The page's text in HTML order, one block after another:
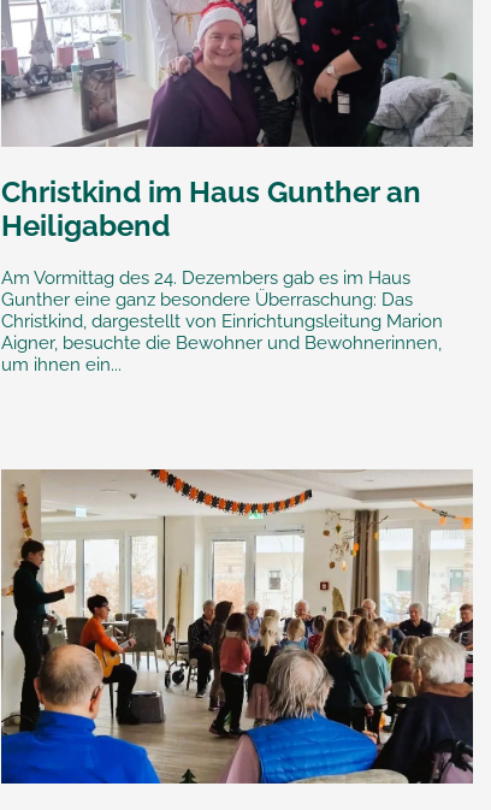
Christkind im Haus Gunther an
Heiligabend
Am Vormittag des 24. Dezembers gab es im Haus
Gunther eine ganz besondere Überraschung: Das
Christkind, dargestellt von Einrichtungsleitung Marion
Aigner, besuchte die Bewohner und Bewohnerinnen,
um ihnen ein...